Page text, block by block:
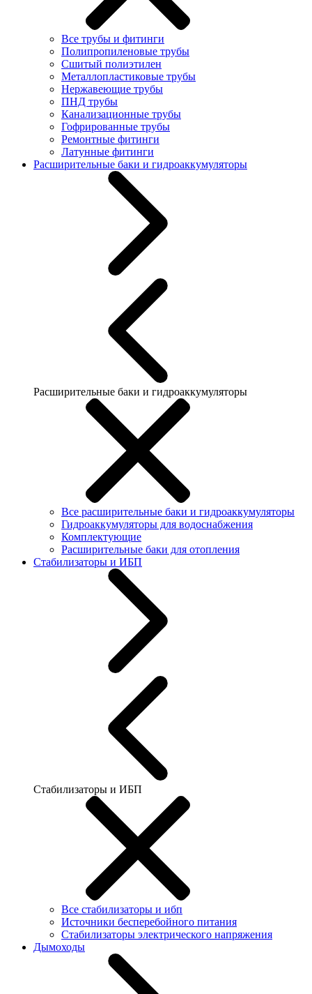
Все трубы и фитинги
Полипропиленовые трубы
Сшитый полиэтилен
Металлопластиковые трубы
Нержавеющие трубы
ПНД трубы
Канализационные трубы
Гофрированные трубы
Ремонтные фитинги
Латунные фитинги
Расширительные баки и гидроаккумуляторы
Расширительные баки и гидроаккумуляторы
Все расширительные баки и гидроаккумуляторы
Гидроаккумуляторы для водоснабжения
Комплектующие
Расширительные баки для отопления
Стабилизаторы и ИБП
Стабилизаторы и ИБП
Все стабилизаторы и ибп
Источники бесперебойного питания
Стабилизаторы электрического напряжения
Дымоходы